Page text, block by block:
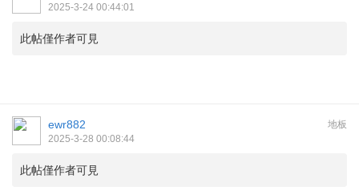
2025-3-24 00:44:01
此帖僅作者可見
地板
ewr882
2025-3-28 00:08:44
此帖僅作者可見